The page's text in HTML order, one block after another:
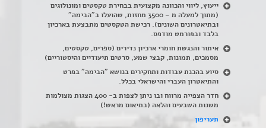
ייעוץ, ליווי והכוונה מקצועית בבחירת טקסטים ומונולוגים
(מתוך למעלה מ – 3500 מחזות, שהועלו ב"הבימה"
ובתיאטרונים השונים). רכישת הטקסטים מתבצעת בארכיון
בלבד ובפורמט מודפס.
איתור והנגשת חומרי ארכיון נדירים (ספרים, טקסטים,
מסמכים, תמונות, קבצי שמע, סרטים תיעודיים והיסטוריים)
סיוע בהכנת עבודות ותחקירים בנושא "הבימה" בפרט
והתיאטרון העברי והישראלי בכלל.
חדר הצפייה מרווח ובו ניתן לצפות ב- 400 הצגות מצולמות
משנות השבעים והלאה (בתיאום מראש!)
תעריפון